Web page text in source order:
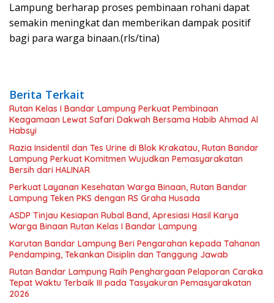
Lampung berharap proses pembinaan rohani dapat
semakin meningkat dan memberikan dampak positif
bagi para warga binaan.(rls/tina)
Berita Terkait
Rutan Kelas I Bandar Lampung Perkuat Pembinaan
Keagamaan Lewat Safari Dakwah Bersama Habib Ahmad Al
Habsyi
Razia Insidentil dan Tes Urine di Blok Krakatau, Rutan Bandar
Lampung Perkuat Komitmen Wujudkan Pemasyarakatan
Bersih dari HALINAR
Perkuat Layanan Kesehatan Warga Binaan, Rutan Bandar
Lampung Teken PKS dengan RS Graha Husada
ASDP Tinjau Kesiapan Rubal Band, Apresiasi Hasil Karya
Warga Binaan Rutan Kelas I Bandar Lampung
Karutan Bandar Lampung Beri Pengarahan kepada Tahanan
Pendamping, Tekankan Disiplin dan Tanggung Jawab
Rutan Bandar Lampung Raih Penghargaan Pelaporan Caraka
Tepat Waktu Terbaik III pada Tasyakuran Pemasyarakatan
2026